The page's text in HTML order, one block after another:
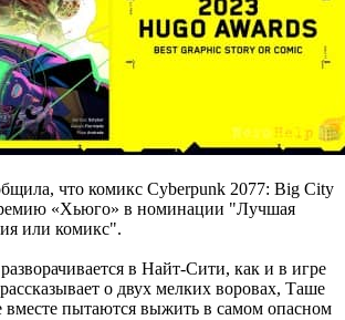
что комикс Cyberpunk 2077: Big City
«Хьюго» в номинации "Лучшая
или комикс".
в Найт-Сити, как и в игре
о двух мелких воровах, Таше
пытаются выжить в самом опасном